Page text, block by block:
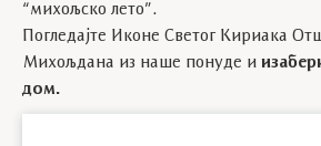
“михољско лето”.
Погледајте Иконе Светог Кириака
Михољдана из наше понуде и
дом.